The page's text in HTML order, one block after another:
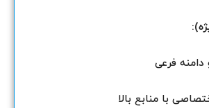
فرعی
منابع بالا